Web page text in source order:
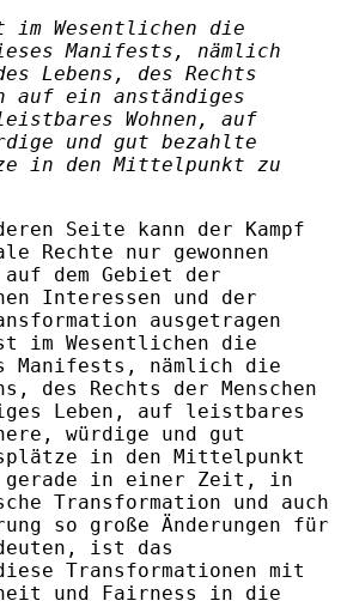
im Wesentlichen die
Manifests, nämlich
Lebens, des Rechts
auf ein anständiges
Wohnen, auf
und gut bezahlte
in den Mittelpunkt zu
Seite kann der Kampf
Rechte nur gewonnen
dem Gebiet der
Interessen und der
ausgetragen
im Wesentlichen die
Manifests, nämlich die
des Rechts der Menschen
Leben, auf leistbares
würdige und gut
in den Mittelpunkt
gerade in einer Zeit, in
Transformation und auch
so große Änderungen für
ist das
Transformationen mit
und Fairness in die